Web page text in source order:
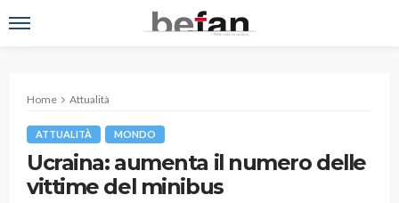
Home Attualità
ATTUALITÀ MONDO
Ucraina: aumenta il numero delle
vittime del minibus